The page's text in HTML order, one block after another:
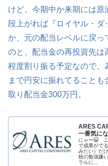
けど、今期中か来期には
段上がれば『ロイヤル・ダ
か、元の配当レベルに戻っ
のと、配当金の再投資先は
程度割り振る予定なので
まで円安に振れてること
取り配当金300万円。
ARES
一番気に
にゃー😺 ニ
で成果がで
みたい）だ
校の勉強嫌
ラルに...